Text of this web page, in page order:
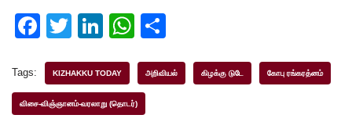
F
c
e
T
tt
er
Li
k
e
W
at
s
ar
Tags: KIZHAKKU TODAY அறிவியல் கிழக்கு டுடே கோபு ரங்கரத்னம்
விசை-விஞ்ஞானம்-வரலாறு (தொடர்)